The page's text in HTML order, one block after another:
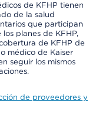
de KFHP tienen
de la salud
que participan
planes de KFHP,
de KFHP de
médico de Kaiser
seguir los mismos
de proveedores y